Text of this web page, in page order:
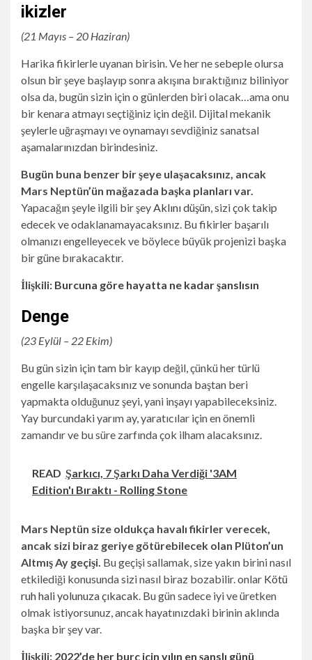
ikizler
(21 Mayıs – 20 Haziran)
Harika fikirlerle uyanan birisin. Ve her ne sebeple olursa
olsun bir şeye başlayıp sonra akışına bıraktığınız biliniyor
olsa da, bugün sizin için o günlerden biri olacak…ama onu
bir kenara atmayı seçtiğiniz için değil. Dijital mekanik
şeylerle uğraşmayı ve oynamayı sevdiğiniz sanatsal
aşamalarınızdan birindesiniz.
Bugün buna benzer bir şeye ulaşacaksınız, ancak
Mars Neptün’ün mağazada başka planları var.
Yapacağın şeyle ilgili bir şeyAklını düşün, sizi çok takip
edecek ve odaklanamayacaksınız. Bu fikirler başarılı
olmanızı engelleyecek ve böylece büyük projenizi başka
bir güne bırakacaktır.
İlişkili: Burcuna göre hayatta ne kadar şanslısın
Denge
(23 Eylül – 22 Ekim)
Bu gün sizin için tam bir kayıp değil, çünkü her türlü
engelle karşılaşacaksınız ve sonunda baştan beri
yapmakta olduğunuz şeyi, yani inşayı yapabileceksiniz.
Yay burcundaki yarım ay, yaratıcılar için en önemli
zamandır ve bu süre zarfında çok ilham alacaksınız.
READ Şarkıcı, 7 Şarkı Daha Verdiği '3AM
Edition'ı Bıraktı - Rolling Stone
Mars Neptün size oldukça havalı fikirler verecek,
ancak sizi biraz geriye götürebilecek olan Plüton’un
Altmış Ay geçişi. Bu geçişi sallamak, size yakın birini nasıl
etkilediği konusunda sizi nasıl biraz bozabilir. onlar Kötü
ruh hali yolunuza çıkacak. Bu gün sadece iyi ve üretken
olmak istiyorsunuz, ancak hayatınızdaki birinin aklında
başka bir şey var.
İlişkili: 2022’de her burç için yılın en şanslı günü